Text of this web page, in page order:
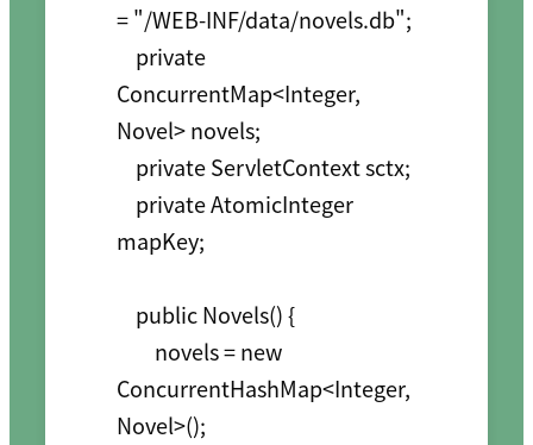
= "/WEB-INF/data/novels.db";
    private
ConcurrentMap<Integer,
Novel> novels;
    private ServletContext sctx;
    private AtomicInteger
mapKey;
    public Novels() {
        novels = new
ConcurrentHashMap<Integer,
Novel>();